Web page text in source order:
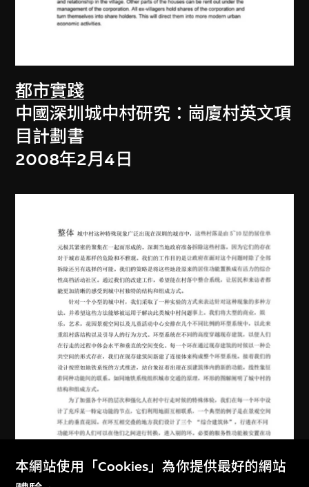
都市實踐
中國深圳城中村研究：崗廈村英文項
目計劃書
2008年2月4日
本網站使用「Cookies」為你提供最好的網站